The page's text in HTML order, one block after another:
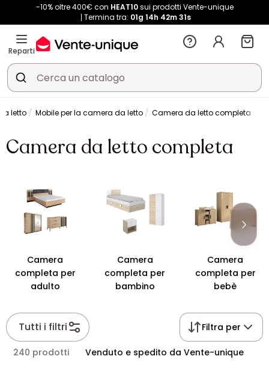
-10% oltre 400€ con HEAT10sui prodotti Vente-unique
Termina tra: 01g 14h 42m 31s
Reparti
letto Mobile per la camera da letto Camera da letto completa
Camera da letto completa
Camera
completa per
adulto
Camera
completa per
bambino
Camera
completa per
bebè
Tutti i filtri Filtra per
240 prodotti Venduto e spedito da Vente-unique